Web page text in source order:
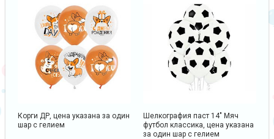
Корги ДР, цена указана за один
шар с гелием
Шелкография паст 14" Мяч
футбол классика, цена указана
за один шар с гелием